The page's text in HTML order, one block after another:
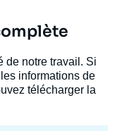
de notre travail. Si
informations de
télécharger la
métallisée
par
de
mai 2022.